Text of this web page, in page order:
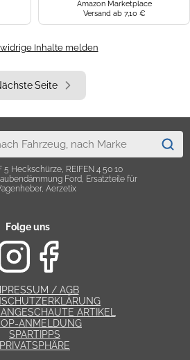
Amazon Marketplace
Versand ab 7,10 €
Inhalte melden
Seite
5 Heckschürze, REIFEN 4 50 10
Ford, Ersatzteile für
Aerzetix
Folge uns
/ AGB
ARTIKEL
ANMELDUNG
SPARTIPPS
PRIVATSPHÄRE